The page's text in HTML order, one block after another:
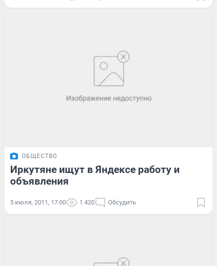
ОБЩЕСТВО
Иркутяне ищут в Яндексе работу и
объявления
5 июля, 2011, 17:00 1 420 Обсудить